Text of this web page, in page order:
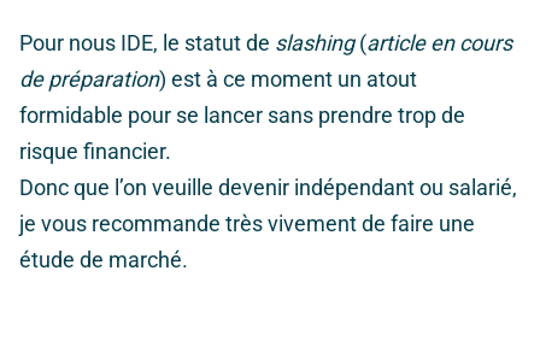
Pour nous IDE, le statut de slashing(article en cours
de préparation) est à ce moment un atout
formidable pour se lancer sans prendre trop de
risque financier.
Donc que l’on veuille devenir indépendant ou salarié,
je vous recommande très vivement de faire une
étude de marché.